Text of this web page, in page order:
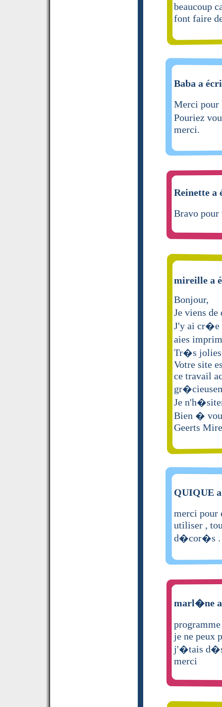
beaucoup
font faire
Baba a
Merci
Pouriez
merci.
Reinette a
Bravo
mireille a
Bonjour,
Je viens
J'y ai cr�e
aies
Tr�s
Votre site
ce travail
Je
Bien �
Geerts
QUIQUE
merci
utiliser ,
d�cor�s .
marl�ne
je ne peux
j'�tais
merci